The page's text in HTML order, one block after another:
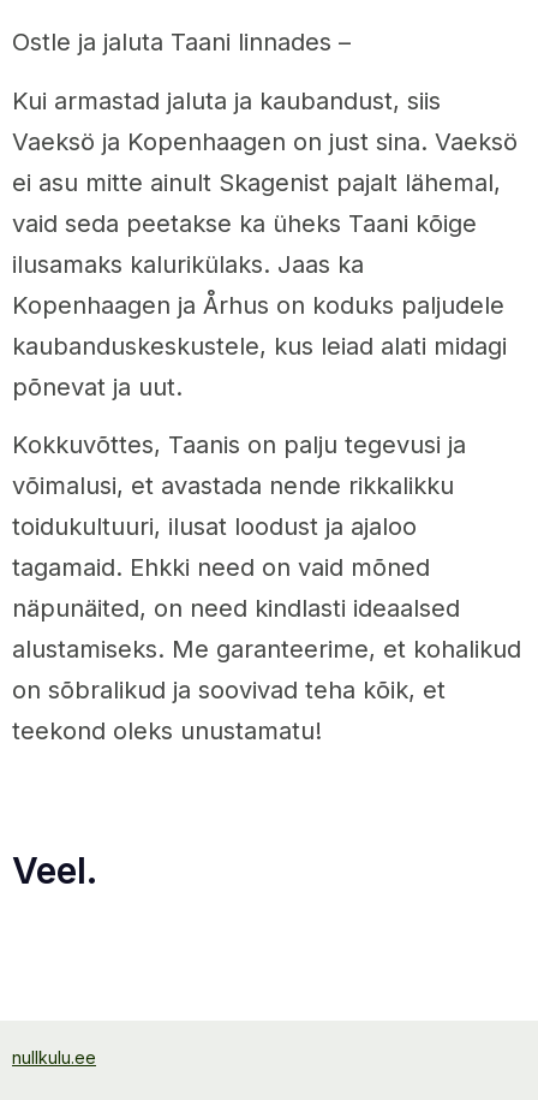
Ostle ja jaluta Taani linnades –
Kui armastad jaluta ja kaubandust, siis
Vaeksö ja Kopenhaagen on just sina. Vaeksö
ei asu mitte ainult Skagenist pajalt lähemal,
vaid seda peetakse ka üheks Taani kõige
ilusamaks kalurikülaks. Jaas ka
Kopenhaagen ja Århus on koduks paljudele
kaubanduskeskustele, kus leiad alati midagi
põnevat ja uut.
Kokkuvõttes, Taanis on palju tegevusi ja
võimalusi, et avastada nende rikkalikku
toidukultuuri, ilusat loodust ja ajaloo
tagamaid. Ehkki need on vaid mõned
näpunäited, on need kindlasti ideaalsed
alustamiseks. Me garanteerime, et kohalikud
on sõbralikud ja soovivad teha kõik, et
teekond oleks unustamatu!
Veel.
nullkulu.ee